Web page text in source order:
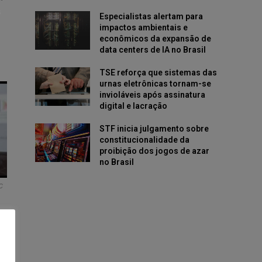
Especialistas alertam para
impactos ambientais e
econômicos da expansão de
data centers de IA no Brasil
TSE reforça que sistemas das
urnas eletrônicas tornam-se
invioláveis após assinatura
digital e lacração
STF inicia julgamento sobre
constitucionalidade da
proibição dos jogos de azar
no Brasil